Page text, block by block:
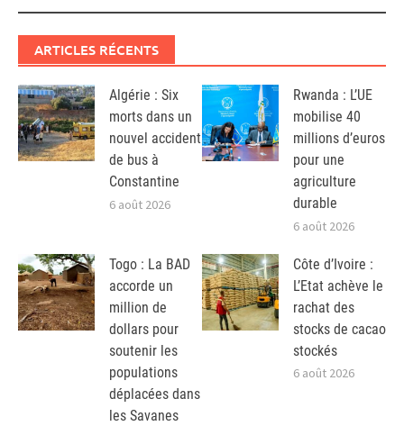
ARTICLES RÉCENTS
Algérie : Six
morts dans un
nouvel accident
de bus à
Constantine
6 août 2026
Rwanda : L’UE
mobilise 40
millions d’euros
pour une
agriculture
durable
6 août 2026
Togo : La BAD
accorde un
million de
dollars pour
soutenir les
populations
déplacées dans
les Savanes
Côte d’Ivoire :
L’Etat achève le
rachat des
stocks de cacao
stockés
6 août 2026